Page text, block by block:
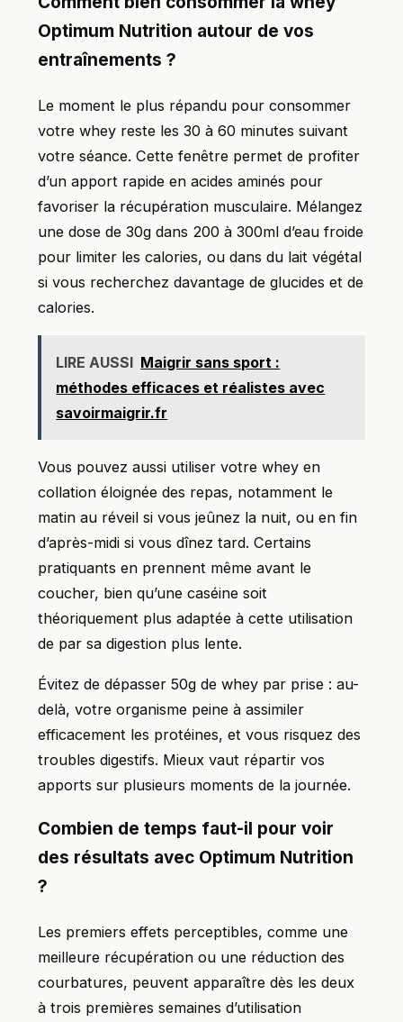
Optimum Nutrition autour de vos
entraînements ?
Le moment le plus répandu pour consommer
votre whey reste les 30 à 60 minutes suivant
votre séance. Cette fenêtre permet de profiter
d’un apport rapide en acides aminés pour
favoriser la récupération musculaire. Mélangez
une dose de 30g dans 200 à 300ml d’eau froide
pour limiter les calories, ou dans du lait végétal
si vous recherchez davantage de glucides et de
calories.
LIRE AUSSI Maigrir sans sport :
méthodes efficaces et réalistes avec
savoirmaigrir.fr
Vous pouvez aussi utiliser votre whey en
collation éloignée des repas, notamment le
matin au réveil si vous jeûnez la nuit, ou en fin
d’après-midi si vous dînez tard. Certains
pratiquants en prennent même avant le
coucher, bien qu’une caséine soit
théoriquement plus adaptée à cette utilisation
de par sa digestion plus lente.
Évitez de dépasser 50g de whey par prise : au-
delà, votre organisme peine à assimiler
efficacement les protéines, et vous risquez des
troubles digestifs. Mieux vaut répartir vos
apports sur plusieurs moments de la journée.
Combien de temps faut-il pour voir
des résultats avec Optimum Nutrition
?
Les premiers effets perceptibles, comme une
meilleure récupération ou une réduction des
courbatures, peuvent apparaître dès les deux
à trois premières semaines d’utilisation